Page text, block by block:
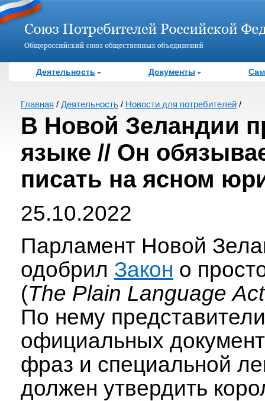
Деятельность Документы
Главная / Деятельность / Новости для потребителей /
В Новой Зеландии
языке // Он
писать на ясном
25.10.2022
Парламент Новой
одобрил Закон о
(The Plain LanguageAct
По нему
официальных
фраз и специальной
должен утвердить